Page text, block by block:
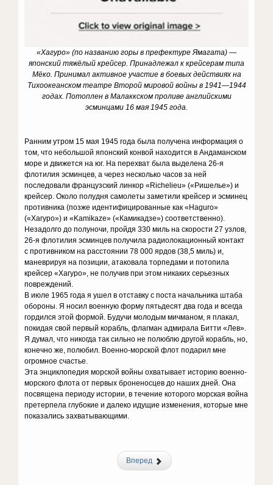
«Хагуро» (по названию горы в префектуре Ямагата) —
японский тяжёлый крейсер. Принадлежал к крейсерам типа
Мёко. Принимал активное участие в боевых действиях на
Тихоокеанском театре Второй мировой войны в 1941—1944
годах. Потоплен в Малаккском проливе английскими
эсминцами 16 мая 1945 года.
Ранним утром 15 мая 1945 года была получена информация о
том, что небольшой японский конвой находится в Андаманском
море и движется на юг. На перехват была выделена 26-я
флотилия эсминцев, а через несколько часов за ней
последовали французский линкор «Richelieu» («Ришелье») и
крейсер. Около полудня самолеты заметили крейсер и эсминец
противника (позже идентифицированные как «Haguro»
(«Хагуро») и «Kamikaze» («Камикадзе») соответственно).
Незадолго до полуночи, пройдя 330 миль на скорости 27 узлов,
26-я флотилия эсминцев получила радиолокационный контакт
с противником на расстоянии 78 000 ярдов (38,5 миль) и,
маневрируя на позиции, атаковала торпедами и потопила
крейсер «Хагуро», не получив при этом никаких серьезных
повреждений.
В июле 1965 года я ушел в отставку с поста начальника штаба
обороны. Я носил военную форму пятьдесят два года и всегда
гордился этой формой. Будучи молодым мичманом, я плакал,
покидая свой первый корабль, флагман адмирала Битти «Лев».
Я думал, что никогда так сильно не полюблю другой корабль, но,
конечно же, полюбил. Военно-морской флот подарил мне
огромное счастье.
Эта энциклопедия морской войны охватывает историю военно-
морского флота от первых броненосцев до наших дней. Она
посвящена периоду истории, в течение которого морская война
претерпела глубокие и далеко идущие изменения, которые мне
показались захватывающими.
Вперед